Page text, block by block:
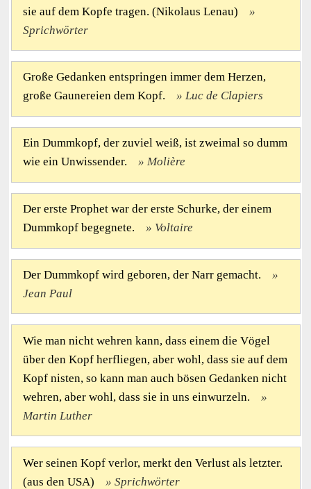
sie auf dem Kopfe tragen. (Nikolaus Lenau)
Sprichwörter
Große Gedanken entspringen immer dem Herzen,
große Gaunereien dem Kopf.
Luc de Clapiers
Ein Dummkopf, der zuviel weiß, ist zweimal so dumm
wie ein Unwissender.
Molière
Der erste Prophet war der erste Schurke, der einem
Dummkopf begegnete.
Voltaire
Der Dummkopf wird geboren, der Narr gemacht.
Jean Paul
Wie man nicht wehren kann, dass einem die Vögel
über den Kopf herfliegen, aber wohl, dass sie auf dem
Kopf nisten, so kann man auch bösen Gedanken nicht
wehren, aber wohl, dass sie in uns einwurzeln.
Martin Luther
Wer seinen Kopf verlor, merkt den Verlust als letzter.
(aus den USA)
Sprichwörter